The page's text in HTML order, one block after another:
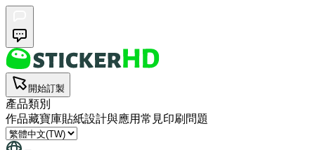
開始訂製
產品類別
作品藏寶庫貼紙設計與應用常見印刷問題